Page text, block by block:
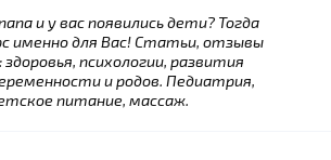
и у вас появились дети? Тогда
именно для Вас! Статьи, отзывы
психологии, развития
и родов. Педиатрия,
питание, массаж.